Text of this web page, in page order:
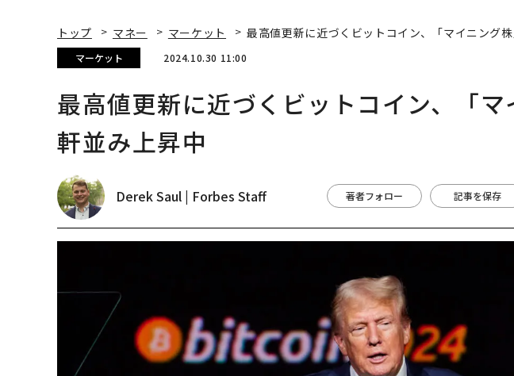
目先の転職ではなく「10
年後の価値」をつくる─
─アサインの長期伴走型
支援とは
伝統を礎に、未来を再定
が挑むスモークレスな未
来
あるか。トップエグゼク
ティブのキャリアに触れ